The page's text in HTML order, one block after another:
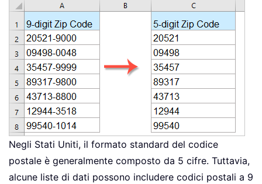
Negli Stati Uniti, il formato standard del codice
postale è generalmente composto da 5 cifre. Tuttavia,
alcune liste di dati possono includere codici postali a 9